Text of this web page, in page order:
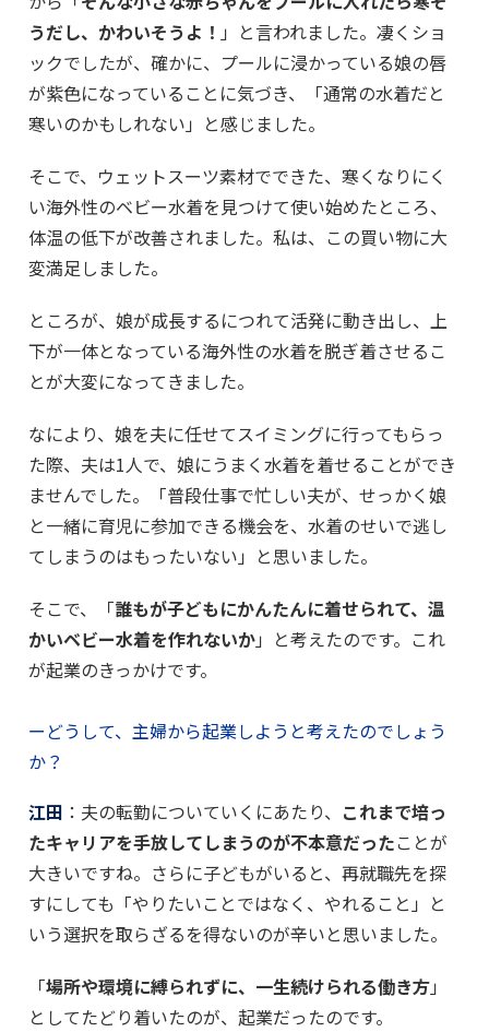
うだし、かわいそうよ！ 」と言われました。凄くショ
ックでしたが、確かに、プールに浸かっている娘の唇
が紫色になっていることに気づき、「通常の水着だと
寒いのかもしれない」と感じました。
そこで、ウェットスーツ素材でできた、寒くなりにく
い海外性のベビー水着を見つけて使い始めたところ、
体温の低下が改善されました。私は、この買い物に大
変満足しました。
ところが、娘が成長するにつれて活発に動き出し、上
下が一体となっている海外性の水着を脱ぎ着させるこ
とが大変になってきました。
なにより、娘を夫に任せてスイミングに行ってもらっ
た際、夫は1人で、娘にうまく水着を着せることができ
ませんでした。「普段仕事で忙しい夫が、せっかく娘
と一緒に育児に参加できる機会を、水着のせいで逃し
てしまうのはもったいない」と思いました。
そこで、「誰もが子どもにかんたんに着せられて、温
かいベビー水着を作れないか」と考えたのです。これ
が起業のきっかけです。
ーどうして、主婦から起業しようと考えたのでしょう
か？
江田 ：夫の転勤についていくにあたり、 これまで培っ
たキャリアを手放してしまうのが不本意だったことが
大きいですね。さらに子どもがいると、再就職先を探
すにしても「やりたいことではなく、やれること」と
いう選択を取らざるを得ないのが辛いと思いました。
「場所や環境に縛られずに、一生続けられる働き方」
としてたどり着いたのが、起業だったのです。